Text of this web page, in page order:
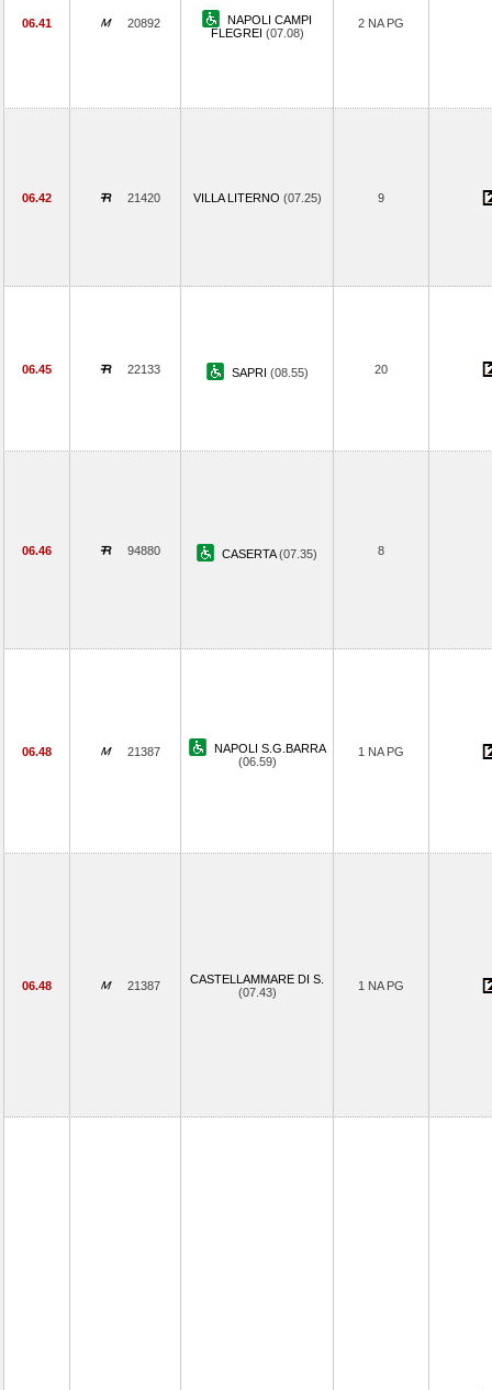
06.41 20892
NAPOLI CAMPI
FLEGREI (07.08)
2 NA PG
06.42 21420 VILLA LITERNO (07.25) 9
06.45 22133 SAPRI (08.55) 20
06.46 94880 CASERTA(07.35) 8
06.48 21387
NAPOLI S.G.BARRA
(06.59)
1 NA PG
06.48 21387
CASTELLAMMARE DI S.
(07.43)
1 NA PG